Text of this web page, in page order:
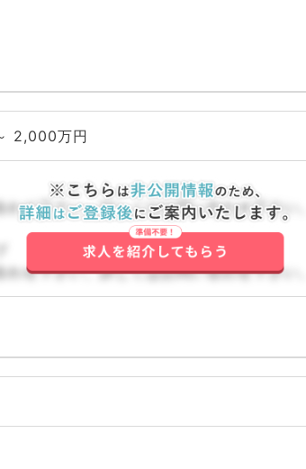
2,000万円
わせ下さい。詳しくはお問い合わせ下さい。
わせ下さい。詳しくはお問い合わせ下さい。